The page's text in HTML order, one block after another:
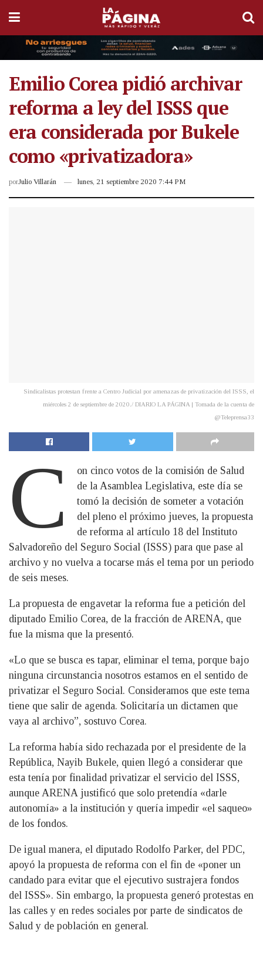
Emilio Corea pidió archivar
reforma a ley del ISSS que
era considerada por Bukele
como «privatizadora»
porJulio Villarán lunes, 21 septiembre 2020 7:44 PM
Sindicalistas protestan frente a Centro Judicial por amenazas de privatización del ISSS, el
miércoles 2 de septiembre de 2020./ DIARIO LA PÁGINA | Tomada de la cuenta de
@Teleprensa33
C
on cinco votos de la comisión de Salud
de la Asamblea Legislativa, este día se
tomó la decisión de someter a votación
del pleno el próximo jueves, la propuesta
de reforma al artículo 18 del Instituto
Salvadoreño del Seguro Social (ISSS) para que pase al
archivo y no vuelva a tocarse más el tema por un periodo
de seis meses.
La propuesta de engavetar la reforma fue a petición del
diputado Emilio Corea, de la fracción de ARENA, que
fue la misma que la presentó.
«Lo que se busca es tapar, eliminar el tema, porque bajo
ninguna circunstancia nosotros estamos en el sentido de
privatizar el Seguro Social. Consideramos que este tema
tiene que salir de agenda. Solicitaría un dictamen que
vaya al archivo”, sostuvo Corea.
La reforma había sido rechazada por el presidente de la
República, Nayib Bukele, quien llegó a considerar que
esta tenía por finalidad privatizar el servicio del ISSS,
aunque ARENA justificó que solo pretendía «darle
autonomía» a la institución y quería impedir «el saqueo»
de los fondos.
De igual manera, el diputado Rodolfo Parker, del PDC,
apoyó la propuesta de reforma con el fin de «poner un
candado para evitar que el ejecutivo sustrajera fondos
del ISSS». Sin embargo, la propuesta generó protestas en
las calles y en redes sociales por parte de sindicatos de
Salud y de población en general.